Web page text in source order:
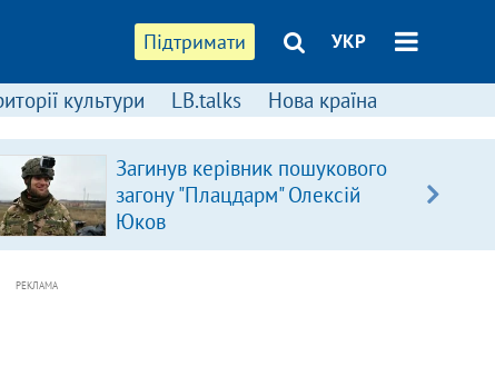
Підтримати УКР
культури LB.talks Нова країна
Загинув керівник пошукового
загону "Плацдарм" Олексій
Юков
РЕКЛАМА